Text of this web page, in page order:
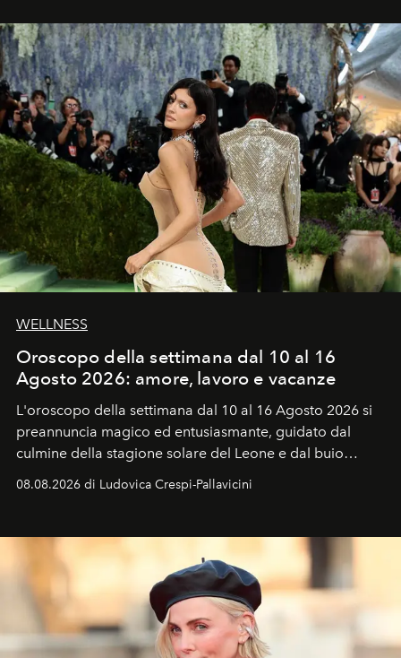
WELLNESS
Oroscopo della settimana dal 10 al 16
Agosto 2026: amore, lavoro e vacanze
L'oroscopo della settimana dal 10 al 16 Agosto 2026 si
preannuncia magico ed entusiasmante, guidato dal
culmine della stagione solare del Leone e dal buio
favorevole della Luna nuova in Leone del 12 agosto,
ideale per la notte delle Perseidi.
08.08.2026 di Ludovica Crespi-Pallavicini